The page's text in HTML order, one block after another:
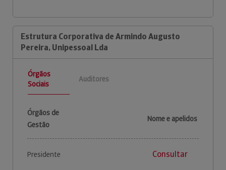
Estrutura Corporativa de Armindo Augusto
Pereira, Unipessoal Lda
Órgãos
Sociais
Auditores
Órgãos de
Gestão
Nome e apelidos
Presidente Consultar